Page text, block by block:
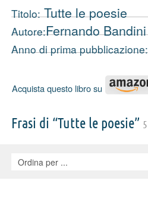
Titolo:Tutte le poesie
Autore:Fernando Bandini
Anno di prima pubblicazione:
Acquista questo libro su
Frasi di “Tutte le poesie”